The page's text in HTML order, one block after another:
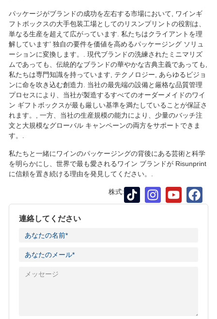
パッケージがブランドの成功を左右する市場において, ワインギ
フトボックスの大手包装工場としてのリスンプリントの役割は、
単なる生産を超えて広がっています. 私たちはクライアントを理
解しています’ 独自の要件を価値を高めるパッケージング ソリュ
ーションに変換します。. 現代ブランドの洗練されたミニマリズ
ムであっても、伝統的なブランドの華やかな古典主義であっても,
私たちは専門知識を持っています, テクノロジー, あらゆるビジョ
ンに命を吹き込む創造力. 当社の最先端の設備と厳格な品質管理
プロセスにより、当社が製造するすべてのオーダーメイドのワイ
ン ギフトボックスが最も厳しい基準を満たしていることが保証さ
れます。, 一方、当社の生産規模の能力により、少量のバッチ注
文と大規模なグローバル キャンペーンの両方をサポートできま
す。.
私たちと一緒にワインのパッケージングの背後にある芸術と科学
を明らかにし、世界で最も愛されるワイン ブランドが Risunprint
に信頼を置き続ける理由を発見してください。.
株式:
連絡してください